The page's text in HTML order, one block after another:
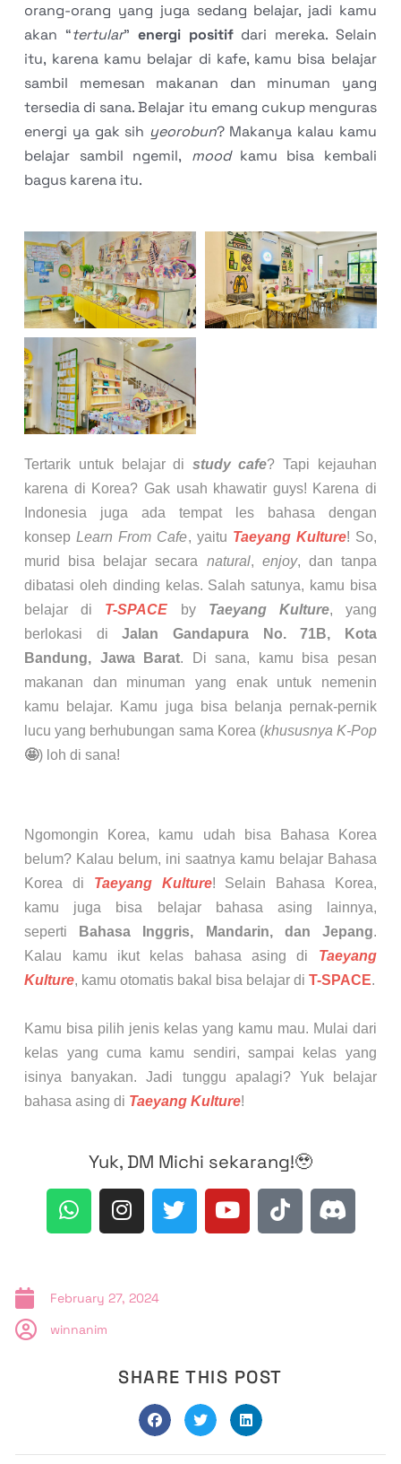
orang-orang yang juga sedang belajar, jadi kamu
akan “tertular” energi positifdari mereka. Selain
itu, karena kamu belajar di kafe, kamu bisa belajar
sambil memesan makanan dan minuman yang
tersedia di sana. Belajar itu emang cukup menguras
energi ya gak sih yeorobun? Makanya kalau kamu
belajar sambil ngemil, moodkamu bisa kembali
bagus karena itu.
Tertarik untuk belajar di study cafe? Tapi kejauhan
karena di Korea? Gak usah khawatir guys! Karena di
Indonesia juga ada tempat les bahasa dengan
konsepLearn From Cafe, yaitu Taeyang Kulture! So,
murid bisa belajar secara natural, enjoy, dan tanpa
dibatasi oleh dinding kelas. Salah satunya, kamu bisa
belajar di T-SPACE by Taeyang Kulture, yang
berlokasi diJalan Gandapura No. 71B, Kota
Bandung, Jawa Barat. Di sana, kamu bisa pesan
makanan dan minuman yang enak untuk nemenin
kamu belajar. Kamu juga bisa belanja pernak-pernik
lucu yang berhubungan sama Korea (khususnya K-Pop
🤩) loh di sana!
Ngomongin Korea, kamu udah bisa Bahasa Korea
belum? Kalau belum, ini saatnya kamu belajar Bahasa
Korea di Taeyang Kulture! Selain Bahasa Korea,
kamu juga bisa belajar bahasa asing lainnya,
seperti
Bahasa Inggris, Mandarin, dan Jepang.
Kalau kamu ikut kelas bahasa asing di Taeyang
Kulture, kamu otomatis bakal bisa belajar diT-SPACE.
Kamu bisa pilih jenis kelas yang kamu mau. Mulai dari
kelas yang cuma kamu sendiri, sampai kelas yang
isinya banyakan. Jadi tunggu apalagi? Yuk belajar
bahasa asing di Taeyang Kulture!
Yuk, DM Michi sekarang!🥹
February 27, 2024
winnanim
SHARE THIS POST